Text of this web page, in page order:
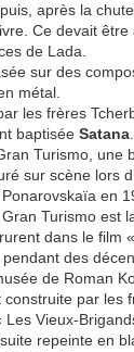
après la
Ce devait être
de Lada.
sur des
métal.
les frères
baptisée Satana
Turismo, une
sur scène lors
en
Turismo est
dans le film
des
de Roman
construite par les
Vieux-
repeinte en